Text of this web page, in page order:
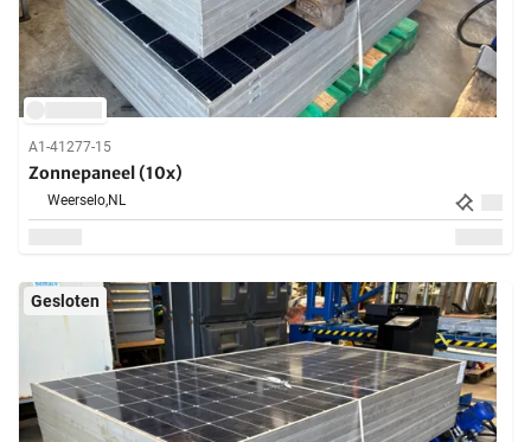
A1-41277-15
Zonnepaneel (10x)
Weerselo,NL
Gesloten